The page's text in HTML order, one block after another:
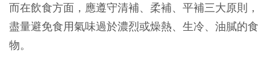
而在飲食方面，應遵守清補、柔補、平補三大原則，
盡量避免食用氣味過於濃烈或燥熱、生冷、油膩的食
物。